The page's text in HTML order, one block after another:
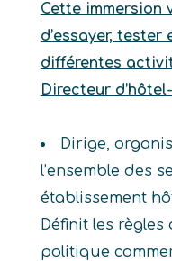
Cette immersion
d’essayer,
différentes
Directeur
Dirige,
l’ensemble des
établissement
Définit les
politique